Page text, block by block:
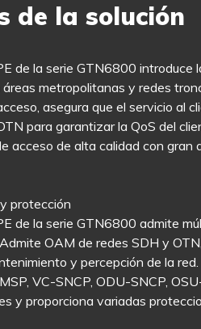
de la solución
de la serie GTN6800 introduce
metropolitanas y redes
asegura que el servicio al
para garantizar la QoS del
acceso de alta calidad con gran
protección
de la serie GTN6800 admite
OAM de redes SDH y
y percepción de la red.
VC-SNCP, ODU-SNCP,
y proporciona variadas